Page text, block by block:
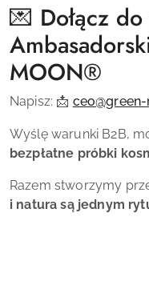
💌 Dołącz
MOON®
Napisz: 📩
Wyślę warunki B2B,
bezpłatne próbki
Razem stworzymy
i natura są jednym